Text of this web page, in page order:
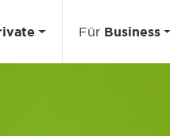
Für Business